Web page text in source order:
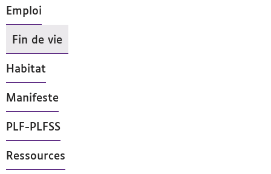
Emploi
Fin de vie
- Actif
Habitat
Manifeste
PLF-PLFSS
Ressources